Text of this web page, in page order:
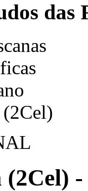
das
(2Cel)
(2Cel) -